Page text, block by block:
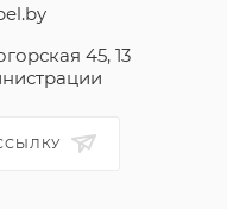
45, 13